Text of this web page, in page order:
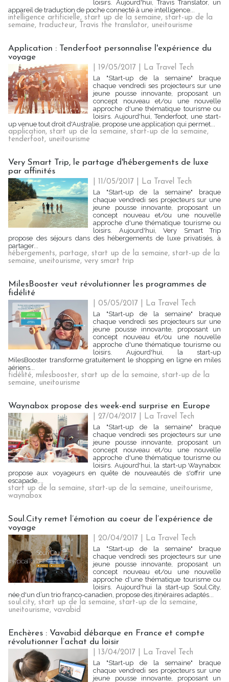
loisirs. Aujourd'hui, Travis Translator, un
appareil de traduction de poche connecté à une intelligence...
intelligence artificielle, start up de la semaine, start-up de la
semaine, traducteur, Travis the translator, uneitourisme
Application : Tenderfoot personnalise l'expérience du
voyage
| 19/05/2017
La Travel Tech
La "Start-up de la semaine" braque
chaque vendredi ses projecteurs sur une
jeune pousse innovante, proposant un
concept nouveau et/ou une nouvelle
approche d'une thématique tourisme ou
loisirs. Aujourd'hui, Tenderfoot, une start-
up venue tout droit d'Australie, propose une application qui permet...
application, start up de la semaine, start-up de la semaine,
tenderfoot, uneitourisme
Very Smart Trip, le partage d'hébergements de luxe
par affinités
| 11/05/2017
La Travel Tech
La "Start-up de la semaine" braque
chaque vendredi ses projecteurs sur une
jeune pousse innovante, proposant un
concept nouveau et/ou une nouvelle
approche d'une thématique tourisme ou
loisirs. Aujourd'hui, Very Smart Trip
propose des séjours dans des hébergements de luxe privatisés, à
partager...
hébergements, partage, start up de la semaine, start-up de la
semaine, uneitourisme, very smart trip
MilesBooster veut révolutionner les programmes de
fidélité
| 05/05/2017
La Travel Tech
La "Start-up de la semaine" braque
chaque vendredi ses projecteurs sur une
jeune pousse innovante, proposant un
concept nouveau et/ou une nouvelle
approche d'une thématique tourisme ou
loisirs. Aujourd'hui, la start-up
MilesBooster transforme gratuitement le shopping en ligne en miles
aériens...
fidélité, milesbooster, start up de la semaine, start-up de la
semaine, uneitourisme
Waynabox propose des week-end surprise en Europe
| 27/04/2017
La Travel Tech
La "Start-up de la semaine" braque
chaque vendredi ses projecteurs sur une
jeune pousse innovante, proposant un
concept nouveau et/ou une nouvelle
approche d'une thématique tourisme ou
loisirs. Aujourd'hui, la start-up Waynabox
propose aux voyageurs en quête de nouveautés de s'offrir une
escapade,...
start up de la semaine, start-up de la semaine, uneitourisme,
waynabox
Soul.City remet l’émotion au coeur de l’expérience de
voyage
| 20/04/2017
La Travel Tech
La "Start-up de la semaine" braque
chaque vendredi ses projecteurs sur une
jeune pousse innovante, proposant un
concept nouveau et/ou une nouvelle
approche d'une thématique tourisme ou
loisirs. Aujourd'hui la start-up Soul.City,
née d'un d’un trio franco-canadien, propose des itinéraires adaptés...
soul.city, start up de la semaine, start-up de la semaine,
uneitourisme, vavabid
Enchères : Vavabid débarque en France et compte
révolutionner l’achat du loisir
| 13/04/2017
La Travel Tech
La "Start-up de la semaine" braque
chaque vendredi ses projecteurs sur une
jeune pousse innovante, proposant un